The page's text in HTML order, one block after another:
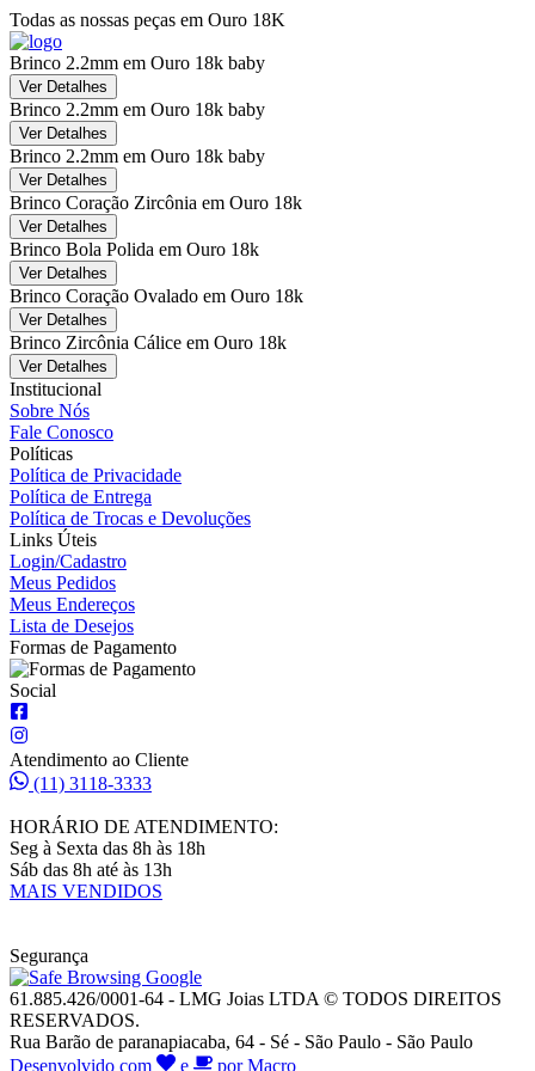
Todas as nossas peças em Ouro 18K
Brinco 2.2mm em Ouro 18k baby
Ver Detalhes
Brinco 2.2mm em Ouro 18k baby
Ver Detalhes
Brinco 2.2mm em Ouro 18k baby
Ver Detalhes
Brinco Coração Zircônia em Ouro 18k
Ver Detalhes
Brinco Bola Polida em Ouro 18k
Ver Detalhes
Brinco Coração Ovalado em Ouro 18k
Ver Detalhes
Brinco Zircônia Cálice em Ouro 18k
Ver Detalhes
Institucional
Sobre Nós
Fale Conosco
Políticas
Política de Privacidade
Política de Entrega
Política de Trocas e Devoluções
Links Úteis
Login/Cadastro
Meus Pedidos
Meus Endereços
Lista de Desejos
Formas de Pagamento
Social
Atendimento ao Cliente
(11) 3118-3333
HORÁRIO DE ATENDIMENTO:
Seg à Sexta das 8h às 18h
Sáb das 8h até às 13h
MAIS VENDIDOS
Segurança
61.885.426/0001-64 - LMG Joias LTDA © TODOS DIREITOS
RESERVADOS.
Rua Barão de paranapiacaba, 64 - Sé - São Paulo - São Paulo
Desenvolvido com
e por Macro